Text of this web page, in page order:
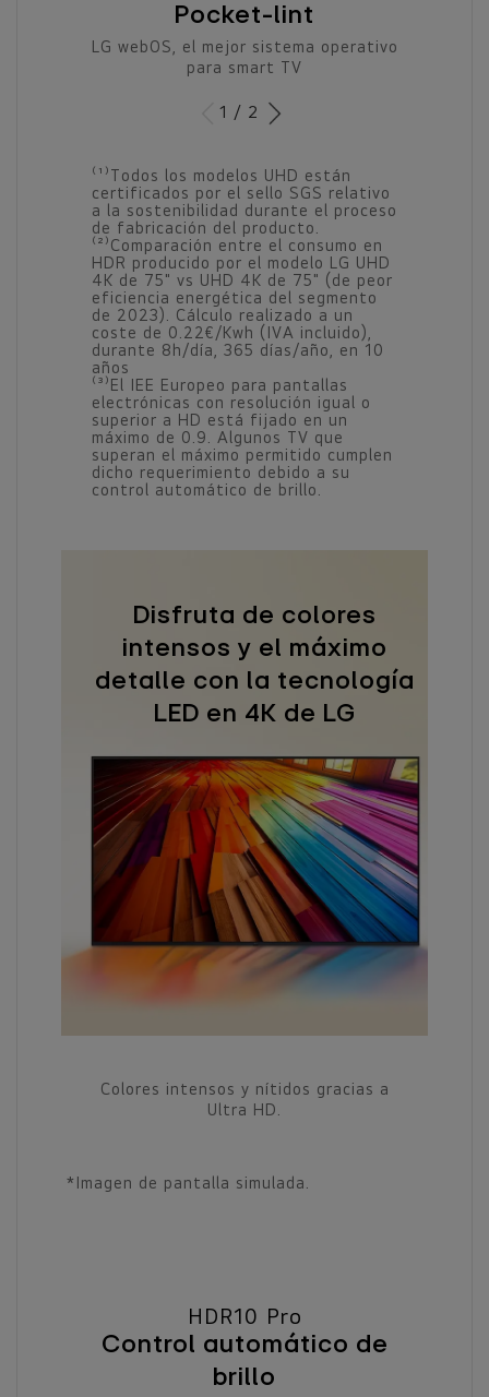
Pocket-lint
LG webOS, el mejor sistema operativo
para smart TV
1 / 2
⁽¹⁾Todos los modelos UHD están
certificados por el sello SGS relativo
a la sostenibilidad durante el proceso
de fabricación del producto.
⁽²⁾Comparación entre el consumo en
HDR producido por el modelo LG UHD
4K de 75" vs UHD 4K de 75" (de peor
eficiencia energética del segmento
de 2023). Cálculo realizado a un
coste de 0.22€/Kwh (IVA incluido),
durante 8h/día, 365 días/año, en 10
años
⁽³⁾El IEE Europeo para pantallas
electrónicas con resolución igual o
superior a HD está fijado en un
máximo de 0.9. Algunos TV que
superan el máximo permitido cumplen
dicho requerimiento debido a su
control automático de brillo.
Disfruta de colores
intensos y el máximo
detalle con la tecnología
LED en 4K de LG
Colores intensos y nítidos gracias a
Ultra HD.
*Imagen de pantalla simulada.
HDR10 Pro
Control automático de
brillo